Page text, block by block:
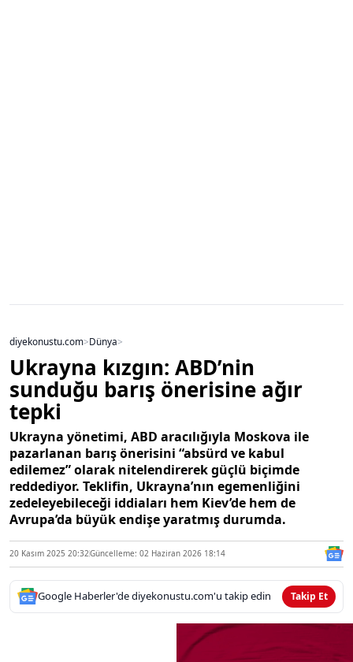
diyekonustu.com>Dünya>
Ukrayna kızgın: ABD’nin
sunduğu barış önerisine ağır
tepki
Ukrayna yönetimi, ABD aracılığıyla Moskova ile
pazarlanan barış önerisini “absürd ve kabul
edilemez” olarak nitelendirerek güçlü biçimde
reddediyor. Teklifin, Ukrayna’nın egemenliğini
zedeleyebileceği iddiaları hem Kiev’de hem de
Avrupa’da büyük endişe yaratmış durumda.
20 Kasım 2025 20:32Güncelleme: 02 Haziran 2026 18:14
Google Haberler'de diyekonustu.com'u takip edin Takip Et